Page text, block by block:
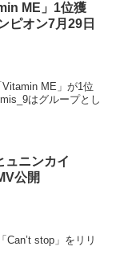
ME」1位獲
ピオン7月29日
ME」が1位
はグループとし
ュニンカイ
公開
stop」をリリ